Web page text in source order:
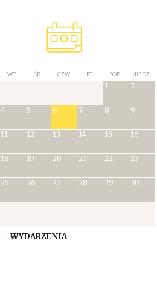
WT. ŚR. CZW. PT. SOB. NIEDZ.
1 2
4 5 6 7 8 9
11 12 13 14 15 16
18 19 20 21 22 23
25 26 27 28 29 30
WYDARZENIA